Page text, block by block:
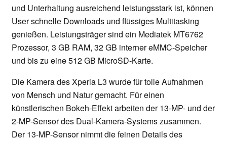
und Unterhaltung ausreichend leistungsstark ist, können
User schnelle Downloads und flüssiges Multitasking
genießen. Leistungsträger sind ein Mediatek MT6762
Prozessor, 3 GB RAM, 32 GB interner eMMC-Speicher
und bis zu eine 512 GB MicroSD-Karte.
Die Kamera des Xperia L3 wurde für tolle Aufnahmen
von Mensch und Natur gemacht. Für einen
künstlerischen Bokeh-Effekt arbeiten der 13-MP- und der
2-MP-Sensor des Dual-Kamera-Systems zusammen.
Der 13-MP-Sensor nimmt die feinen Details des